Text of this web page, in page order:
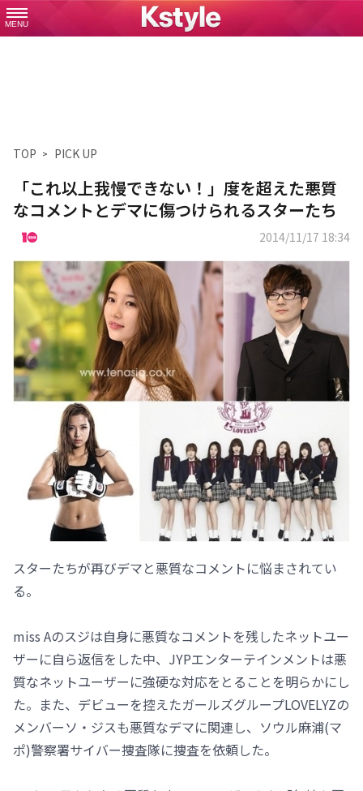
MENU
TOP PICK UP
「これ以上我慢できない！」度を超えた悪質
なコメントとデマに傷つけられるスターたち
2014/11/17 18:34
スターたちが再びデマと悪質なコメントに悩まされてい
る。
miss Aのスジは自身に悪質なコメントを残したネットユー
ザーに自ら返信をした中、JYPエンターテインメントは悪
質なネットユーザーに強硬な対応をとることを明らかにし
た。また、デビューを控えたガールズグループLOVELYZの
メンバーソ・ジスも悪質なデマに関連し、ソウル麻浦(マ
ポ)警察署サイバー捜査隊に捜査を依頼した。